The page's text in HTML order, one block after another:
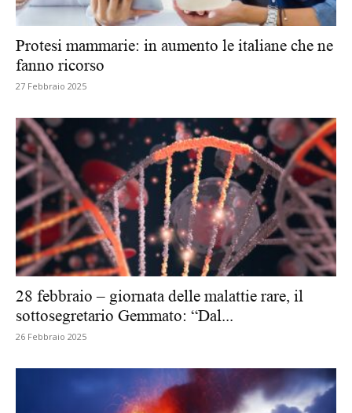
Protesi mammarie: in aumento le italiane che ne
fanno ricorso
27 Febbraio 2025
28 febbraio – giornata delle malattie rare, il
sottosegretario Gemmato: “Dal...
26 Febbraio 2025